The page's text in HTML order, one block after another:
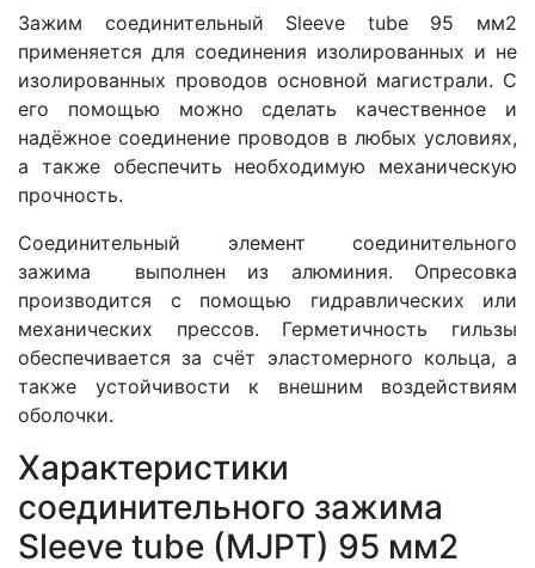
Зажим соединительный Sleeve tube 95 мм2
применяется для соединения изолированных и не
изолированных проводов основной магистрали. С
его помощью можно сделать качественное и
надёжное соединение проводов в любых условиях,
а также обеспечить необходимую механическую
прочность.
Соединительный элемент соединительного
зажима выполнен из алюминия. Опресовка
производится с помощью гидравлических или
механических прессов. Герметичность гильзы
обеспечивается за счёт эластомерного кольца, а
также устойчивости к внешним воздействиям
оболочки.
Характеристики
соединительного зажима
Sleeve tube (MJPT) 95 мм2